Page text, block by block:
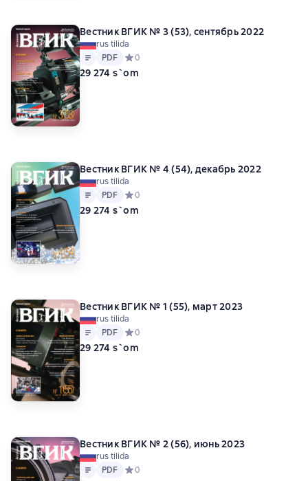
Вестник ВГИК № 3 (53), сентябрь 2022
rus tilida
Matn
PDF
PDF Средний рейтинг 0 на основе 0 оценок
0
29 274 s`om
Вестник ВГИК № 4 (54), декабрь 2022
rus tilida
Matn
PDF
PDF Средний рейтинг 0 на основе 0 оценок
0
29 274 s`om
Вестник ВГИК № 1 (55), март 2023
rus tilida
Matn
PDF
PDF Средний рейтинг 0 на основе 0 оценок
0
29 274 s`om
Вестник ВГИК № 2 (56), июнь 2023
rus tilida
Matn
PDF
PDF Средний рейтинг 0 на основе 0 оценок
0